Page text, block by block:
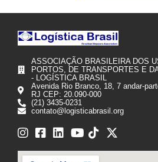
ASSOCIAÇÃO BRASILEIRA DOS
PORTOS, DE TRANSPORTES E
- LOGÍSTICA BRASIL
Avenida Rio Branco, 18, 7 andar-
RJ CEP: 20.090-000
(21) 3435-0231
contato@logisticabrasil.org